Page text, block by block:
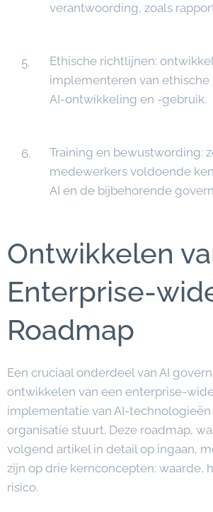
verantwoording, zoals
Ethische richtlijnen:
implementeren van
AI-ontwikkeling en -gebruik.
Training en bewustwording:
medewerkers voldoende
AI en de bijbehorende
Ontwikkelen
Enterprise-
Roadmap
Een cruciaal onderdeel van AI
ontwikkelen van een enterprise-
implementatie van AI-
organisatie stuurt. Deze roadmap,
volgend artikel in detail op ingaan,
zijn op drie kernconcepten: waarde,
risico.